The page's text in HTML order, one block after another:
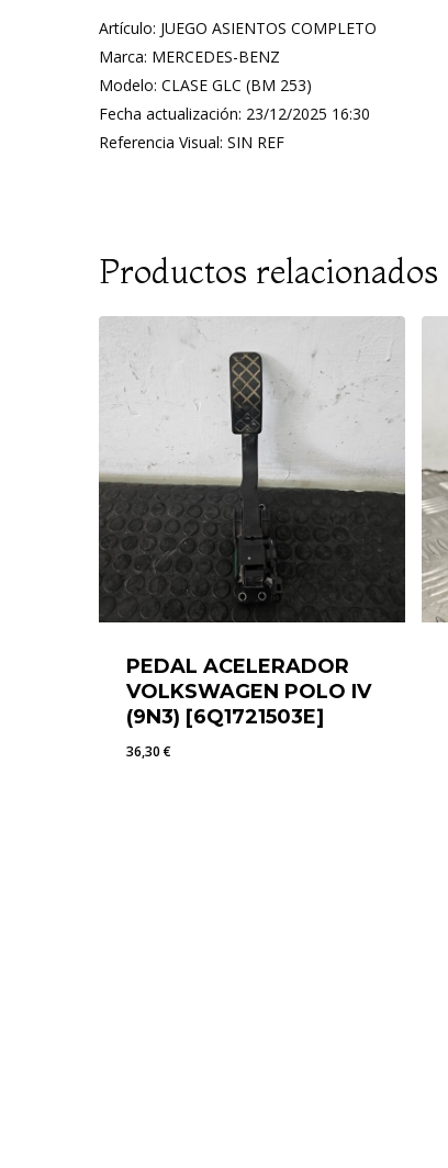
Artículo: JUEGO ASIENTOS COMPLETO
Marca: MERCEDES-BENZ
Modelo: CLASE GLC (BM 253)
Fecha actualización: 23/12/2025 16:30
Referencia Visual: SIN REF
Productos relacionados
PEDAL ACELERADOR
VOLKSWAGEN POLO IV
(9N3) [6Q1721503E]
36,30€